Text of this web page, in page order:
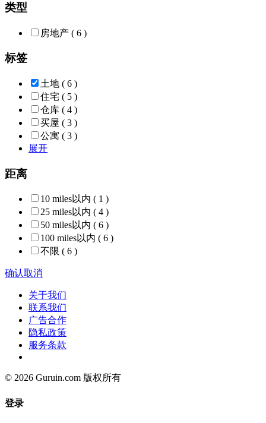
类型
房地产 ( 6 )
标签
土地 ( 6 )
住宅 ( 5 )
仓库 ( 4 )
买屋 ( 3 )
公寓 ( 3 )
展开
距离
10 miles以内 ( 1 )
25 miles以内 ( 4 )
50 miles以内 ( 6 )
100 miles以内 ( 6 )
不限 ( 6 )
确认取消
关于我们
联系我们
广告合作
隐私政策
服务条款
© 2026 Guruin.com 版权所有
登录